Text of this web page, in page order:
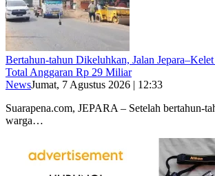
Bertahun-tahun Dikeluhkan, Jalan
Total Anggaran Rp 29 Miliar
NewsJumat, 7 Agustus 2026 | 12:33
Suarapena.com, JEPARA – Setelah bertahun-
warga…